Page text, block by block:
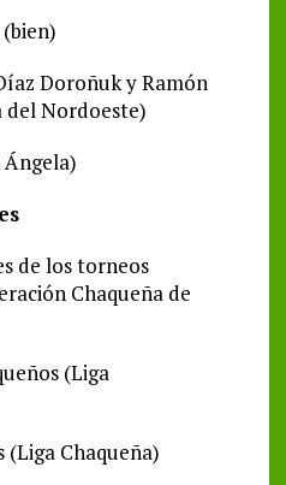
Doroñuk y Ramón
del Nordoeste)
de los torneos
Chaqueña de
(Liga
(Liga Chaqueña)